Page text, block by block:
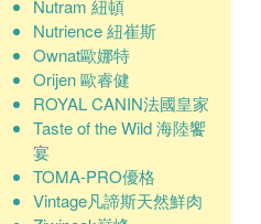
Nutram 紐頓
Nutrience 紐崔斯
Ownat歐娜特
Orijen 歐睿健
ROYAL CANIN法國皇家
Taste of the Wild 海陸饗
宴
TOMA-PRO優格
Vintage凡諦斯天然鮮肉